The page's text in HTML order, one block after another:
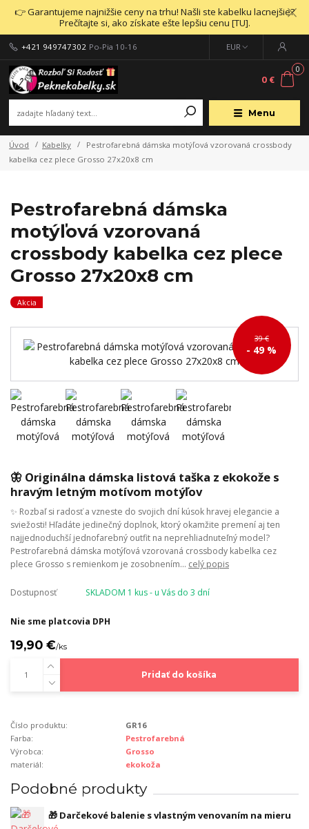
👉 Garantujeme najnižšie ceny na trhu! Našli ste kabelku lacnejšie?
Prečítajte si, ako získate ešte lepšiu cenu [TU].
Menu
EUR
+421 949747302 Po-Pia 10-16
0
0 €
Úvod Kabelky
Pestrofarebná dámska motýľová vzorovaná crossbody
kabelka cez plece Grosso 27x20x8 cm
Pestrofarebná dámska
motýľová vzorovaná
crossbody kabelka cez plece
Grosso 27x20x8 cm
Akcia
39 €
- 49 %
🦋 Originálna dámska listová taška z ekokože s
hravým letným motívom motýľov
✨ Rozbaľ si radosť a vzneste do svojich dní kúsok hravej elegancie a
sviežosti! Hľadáte jedinečný doplnok, ktorý okamžite premení aj ten
najjednoduchší jednofarebný outfit na neprehliadnuteľný model?
Pestrofarebná dámska motýľová vzorovaná crossbody kabelka cez
plece Grosso s remienkom je zosobnením... celý popis
Dostupnosť SKLADOM 1 kus - u Vás do 3 dní
Nie sme platcovia DPH
19,90 €/ks
Pridať do košíka
Číslo produktu:
GR16
Farba:
Pestrofarebná
Výrobca:
Grosso
materiál:
ekokoža
Podobné produkty
🎁 Darčekové balenie s vlastným venovaním na mieru